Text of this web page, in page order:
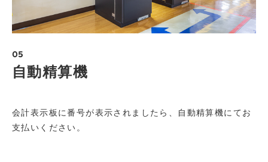
05
自動精算機
会計表示板に番号が表示されましたら、自動精算機にてお
支払いください。